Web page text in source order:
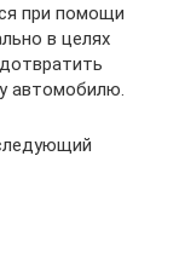
при помощи
в целях
автомобилю.